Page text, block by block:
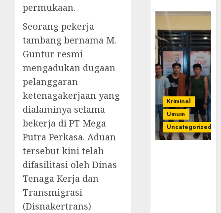
permukaan.
Seorang pekerja
tambang bernama M.
Guntur resmi
mengadukan dugaan
pelanggaran
ketenagakerjaan yang
dialaminya selama
bekerja di PT Mega
Putra Perkasa. Aduan
tersebut kini telah
difasilitasi oleh Dinas
Tenaga Kerja dan
Transmigrasi
(Disnakertrans)
Kriminal
Umum
Uncategorized